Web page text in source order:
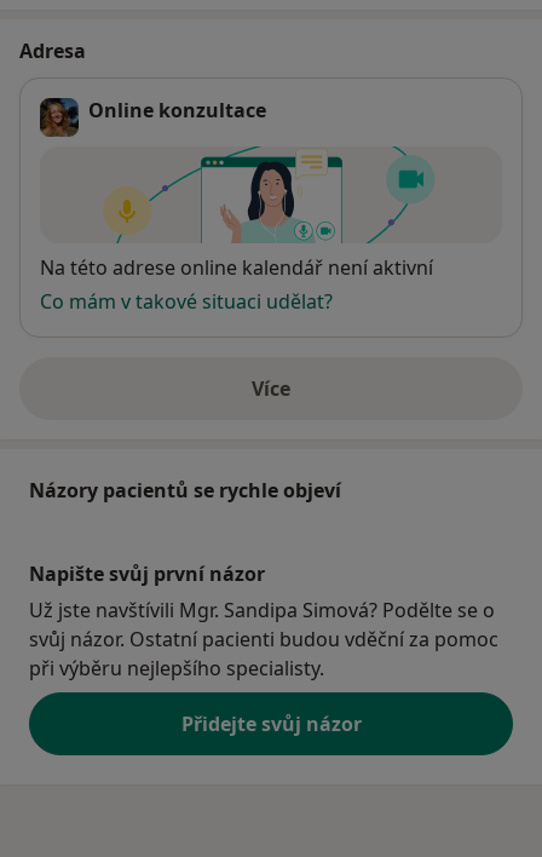
Adresa
Online konzultace
Dostupnost
Na této adrese online kalendář není aktivní
Co mám v takové situaci udělat?
Víceo adrese
Názory pacientů se rychle objeví
Napište svůj první názor
Už jste navštívili Mgr. Sandipa Simová? Podělte se o
svůj názor. Ostatní pacienti budou vděční za pomoc
při výběru nejlepšího specialisty.
Přidejte svůj názor